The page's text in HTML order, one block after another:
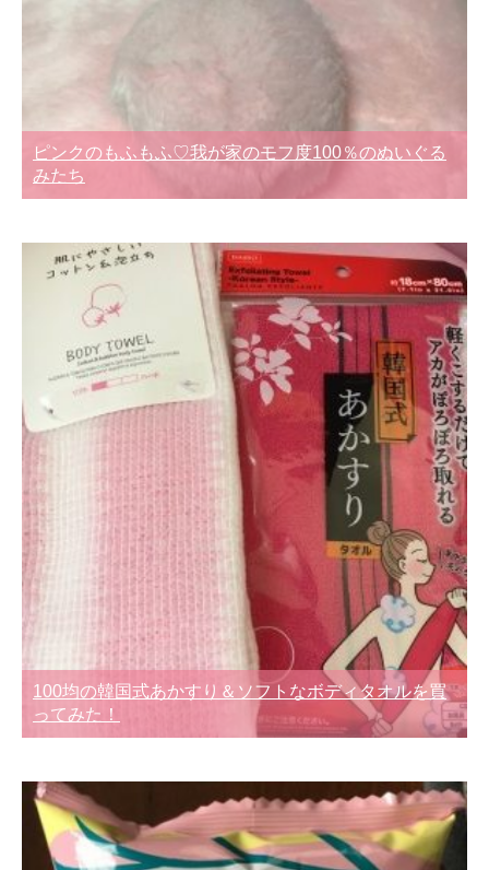
ピンクのもふもふ♡我が家のモフ度100％のぬいぐる
みたち
100均の韓国式あかすり＆ソフトなボディタオルを買
ってみた！